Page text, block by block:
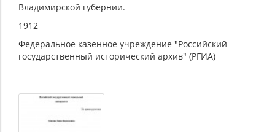
Владимирской губернии.
1912
Федеральное казенное учреждение "Российский
государственный исторический архив" (РГИА)